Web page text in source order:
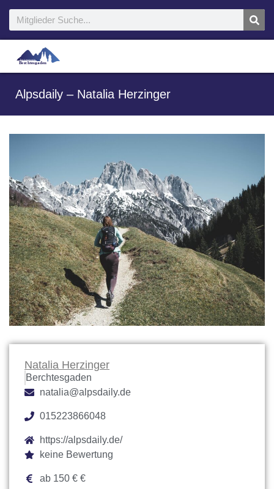
Alpsdaily – Natalia Herzinger
Natalia Herzinger
Berchtesgaden
natalia@alpsdaily.de
015223866048
https://alpsdaily.de/
keine Bewertung
ab 150 € €